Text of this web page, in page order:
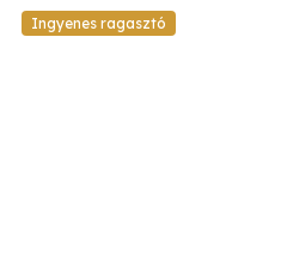
Ingyenes ragasztó